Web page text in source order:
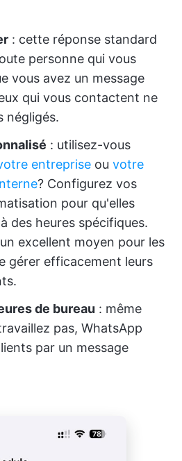
: cette réponse standard
personne qui vous
vous avez un message
qui vous contactent ne
négligés.
: utilisez-vous
entreprise ou votre
? Configurez vos
pour qu'elles
des heures spécifiques.
excellent moyen pour les
gérer efficacement leurs
de bureau : même
pas, WhatsApp
par un message